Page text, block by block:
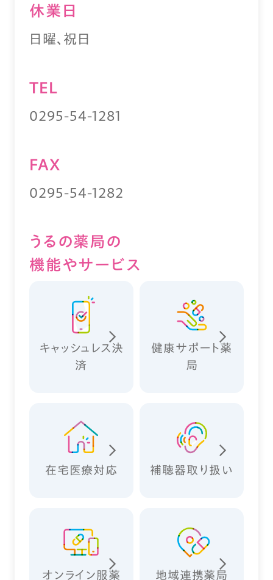
休業⽇
日曜、祝日
TEL
0295-54-1281
FAX
0295-54-1282
うるの薬局の
機能やサービス
キャッシュレス決
済
健康サポート薬
局
在宅医療対応 補聴器取り扱い
オンライン服薬 地域連携薬局